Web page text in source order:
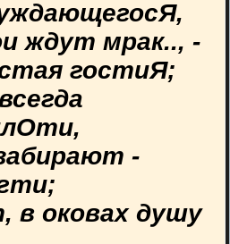
ждут мрак.., -
гостиЯ;
-
в оковах душу